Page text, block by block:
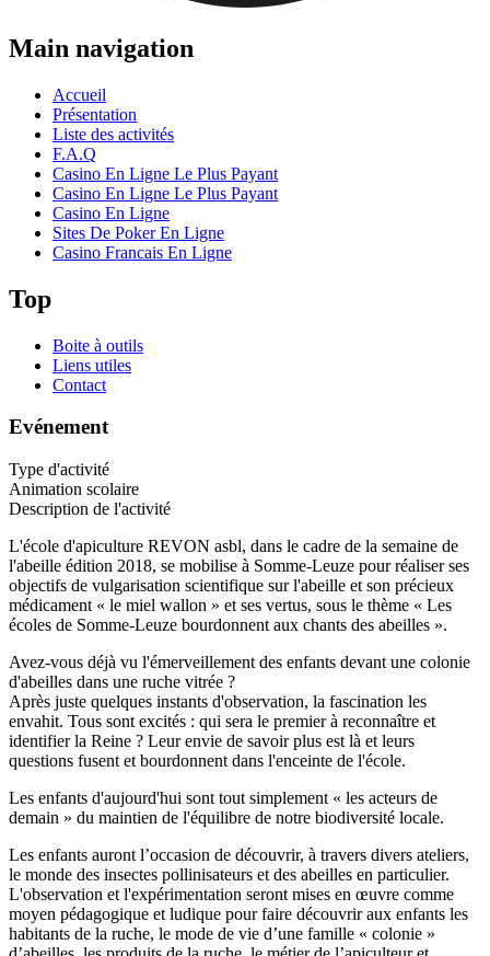
Main navigation
Accueil
Présentation
Liste des activités
F.A.Q
Casino En Ligne Le Plus Payant
Casino En Ligne Le Plus Payant
Casino En Ligne
Sites De Poker En Ligne
Casino Francais En Ligne
Top
Boite à outils
Liens utiles
Contact
Evénement
Type d'activité
Animation scolaire
Description de l'activité
L'école d'apiculture REVON asbl, dans le cadre de la semaine de
l'abeille édition 2018, se mobilise à Somme-Leuze pour réaliser ses
objectifs de vulgarisation scientifique sur l'abeille et son précieux
médicament « le miel wallon » et ses vertus, sous le thème « Les
écoles de Somme-Leuze bourdonnent aux chants des abeilles ».
Avez-vous déjà vu l'émerveillement des enfants devant une colonie
d'abeilles dans une ruche vitrée ?
Après juste quelques instants d'observation, la fascination les
envahit. Tous sont excités : qui sera le premier à reconnaître et
identifier la Reine ? Leur envie de savoir plus est là et leurs
questions fusent et bourdonnent dans l'enceinte de l'école.
Les enfants d'aujourd'hui sont tout simplement « les acteurs de
demain » du maintien de l'équilibre de notre biodiversité locale.
Les enfants auront l’occasion de découvrir, à travers divers ateliers,
le monde des insectes pollinisateurs et des abeilles en particulier.
L'observation et l'expérimentation seront mises en œuvre comme
moyen pédagogique et ludique pour faire découvrir aux enfants les
habitants de la ruche, le mode de vie d’une famille « colonie »